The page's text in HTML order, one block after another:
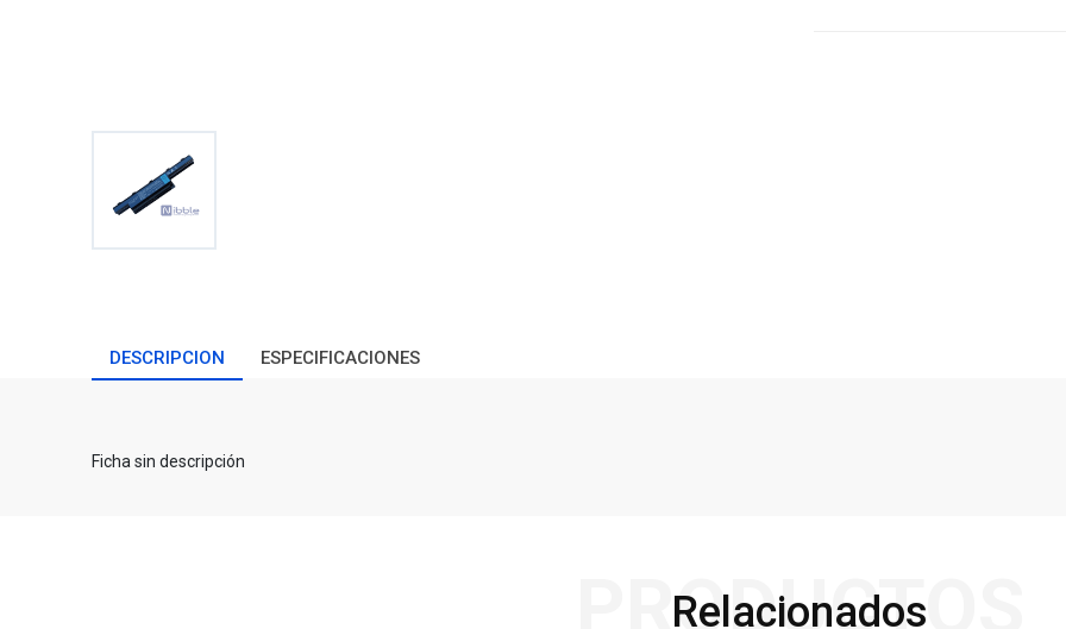
DESCRIPCION ESPECIFICACIONES
Ficha sin descripción
Relacionados
PRODUCTOS